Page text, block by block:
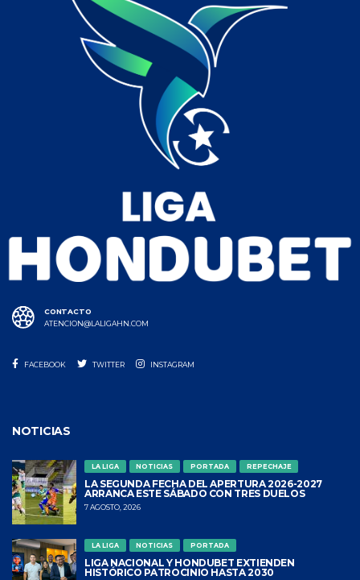
CONTACTO
ATENCION@LALIGAHN.COM
FACEBOOK TWITTER INSTAGRAM
NOTICIAS
LA LIGA NOTICIAS PORTADA REPECHAJE
LA SEGUNDA FECHA DEL APERTURA 2026-2027
ARRANCA ESTE SÁBADO CON TRES DUELOS
7 AGOSTO, 2026
LA LIGA NOTICIAS PORTADA
LIGA NACIONAL Y HONDUBET EXTIENDEN
HISTÓRICO PATROCINIO HASTA 2030